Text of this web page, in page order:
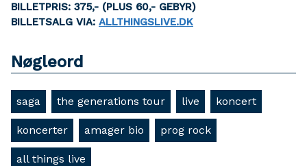
BILLETPRIS: 375,- (PLUS 60,- GEBYR)
BILLETSALG VIA: ALLTHINGSLIVE.DK
Nøgleord
saga the generations tour live koncert
koncerter amager bio prog rock
all things live